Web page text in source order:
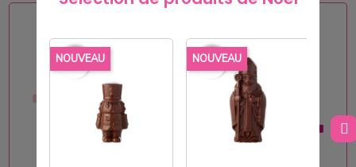
NOUVEAU
favorite_border
favorite_border NOUVEAU
favorite_border
favorite_border